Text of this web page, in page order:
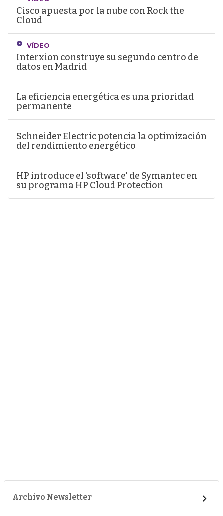
Cisco apuesta por la nube con Rock the
Cloud
VÍDEO
Interxion construye su segundo centro de
datos en Madrid
La eficiencia energética es una prioridad
permanente
Schneider Electric potencia la optimización
del rendimiento energético
HP introduce el 'software' de Symantec en
su programa HP Cloud Protection
Archivo Newsletter